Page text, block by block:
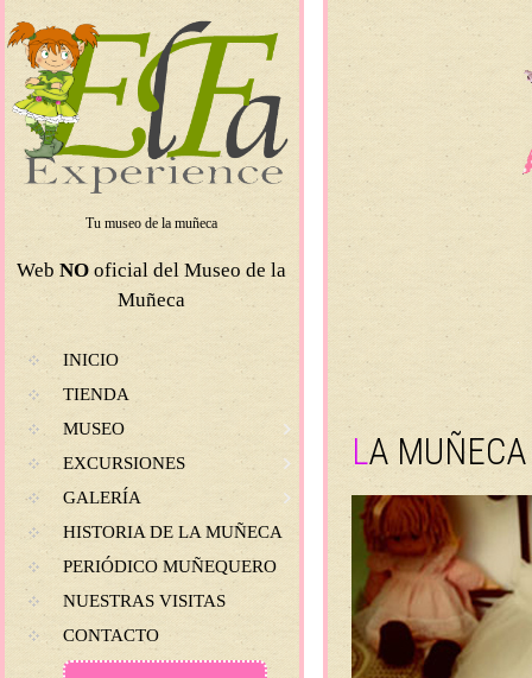
Tu museo de la muñeca
WebNO oficial del Museo de la
Muñeca
SKIP TO CONTENT
INICIO
TIENDA
MUSEO
EXCURSIONES
GALERÍA
HISTORIA DE LA MUÑECA
PERIÓDICO MUÑEQUERO
NUESTRAS VISITAS
CONTACTO
LA